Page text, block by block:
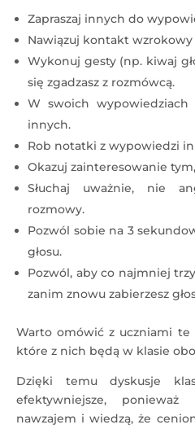
Zapraszaj innych do
Nawiązuj kontakt wzrokowy
Wykonuj gesty (np. kiwaj
się zgadzasz z rozmówcą.
W swoich
innych.
Rob notatki z wypowiedzi
Okazuj zainteresowanie
Słuchaj uważnie, nie
rozmowy.
Pozwól sobie na 3
głosu.
Pozwól, aby co najmniej
zanim znowu zabierzesz
Warto omówić z uczniami te
które z nich będą w klasie
Dzięki temu dyskusje
efektywniejsze, ponieważ
nawzajem i wiedzą, że